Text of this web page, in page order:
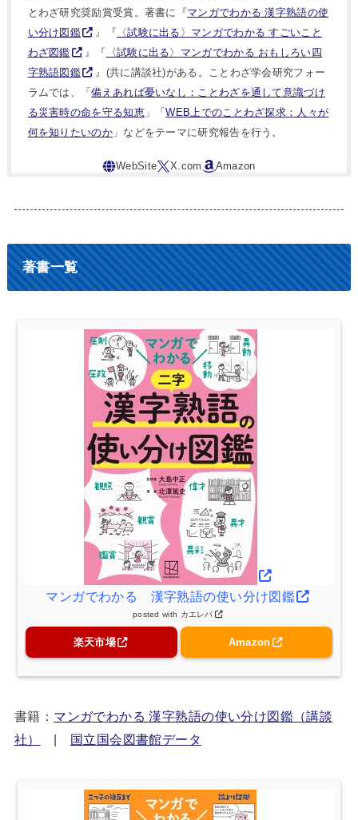
とわざ研究奨励賞受賞。著書に『マンガでわかる 漢字熟語の使
い分け図鑑
』『 〈試験に出る〉マンガでわかる すごいこと
わざ図鑑
』『
〈試験に出る〉マンガでわかる おもしろい四
字熟語図鑑
』(共に講談社)がある。ことわざ学会研究フォー
ラムでは、「備えあれば憂いなし：ことわざを通して意識づけ
る災害時の命を守る知恵」「WEB上でのことわざ探求：人々が
何を知りたいのか」などをテーマに研究報告を行う。
著書一覧
マンガでわかる 漢字熟語の使い分け図鑑
posted with カエレバ
楽天市場 Amazon
書籍： マンガでわかる 漢字熟語の使い分け図鑑（講談
社）
国立国会図書館データ